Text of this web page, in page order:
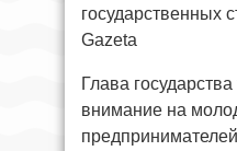
государственных
Gazeta
Глава
внимание на